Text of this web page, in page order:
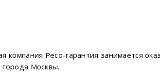
компания Ресо-гарантия занимается
Москвы.